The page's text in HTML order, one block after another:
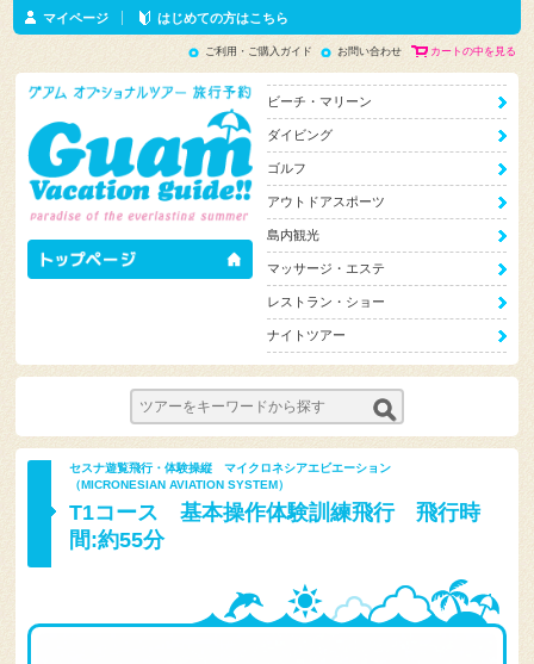
マイページ はじめての方はこちら
ご利用・ご購入ガイド お問い合わせ カートの中を見る
ビーチ・マリーン
ダイビング
ゴルフ
アウトドアスポーツ
島内観光
マッサージ・エステ
レストラン・ショー
ナイトツアー
セスナ遊覧飛行・体験操縦 マイクロネシアエビエーション
（MICRONESIAN AVIATION SYSTEM）
T1コース 基本操作体験訓練飛行 飛行時
間:約55分